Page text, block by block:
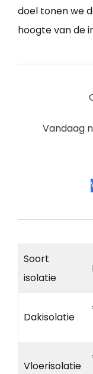
doel tonen we
hoogte van de
Vandaag
Soort
isolatie
Dakisolatie
Vloerisolatie